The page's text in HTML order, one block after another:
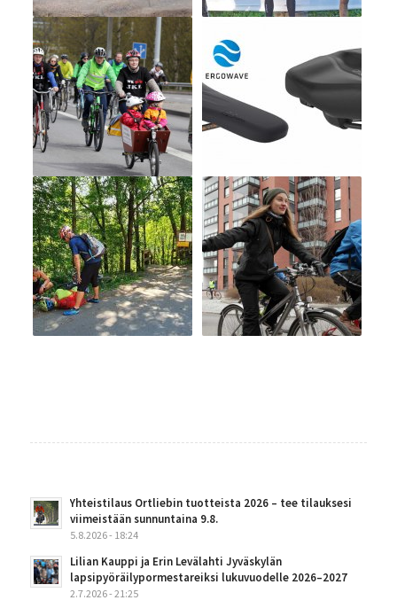
Yhteistilaus Ortliebin tuotteista 2026 – tee tilauksesi
viimeistään sunnuntaina 9.8.
5.8.2026 - 18:24
Lilian Kauppi ja Erin Levälahti Jyväskylän
lapsipyöräilypormestareiksi lukuvuodelle 2026–2027
2.7.2026 - 21:25